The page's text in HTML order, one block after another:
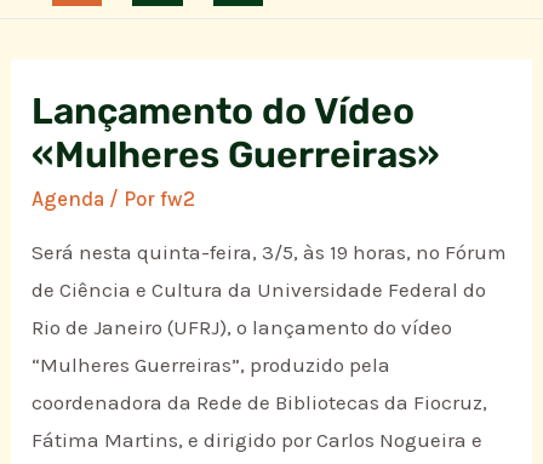
Lançamento do Vídeo
«Mulheres Guerreiras»
Agenda / Porfw2
Será nesta quinta-feira, 3/5, às 19 horas, no Fórum
de Ciência e Cultura da Universidade Federal do
Rio de Janeiro (UFRJ), o lançamento do vídeo
“Mulheres Guerreiras”, produzido pela
coordenadora da Rede de Bibliotecas da Fiocruz,
Fátima Martins, e dirigido por Carlos Nogueira e